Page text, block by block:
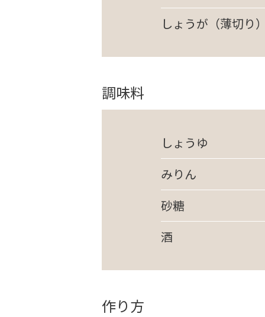
しょうが（薄切り
調味料
しょうゆ
みりん
砂糖
酒
作り方